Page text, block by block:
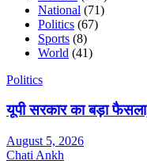
National (71)
Politics (67)
Sports (8)
World (41)
Politics
यूपी सरकार का बड़ा
August 5, 2026
Chati Ankh